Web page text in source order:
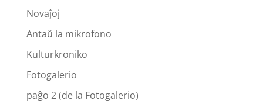
Novaĵoj
Antaŭ la mikrofono
Kulturkroniko
Fotogalerio
paĝo 2 (de la Fotogalerio)